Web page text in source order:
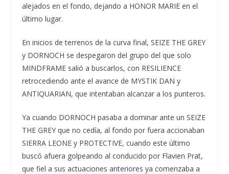
alejados en el fondo, dejando a HONOR MARIE en el
último lugar.
En inicios de terrenos de la curva final, SEIZE THE GREY
y DORNOCH se despegaron del grupo del que solo
MINDFRAME salió a buscarlos, con RESILIENCE
retrocediendo ante el avance de MYSTIK DAN y
ANTIQUARIAN, que intentaban alcanzar a los punteros.
Ya cuando DORNOCH pasaba a dominar ante un SEIZE
THE GREY que no cedía, al fondo por fuera accionaban
SIERRA LEONE y PROTECTIVE, cuando este último
buscó afuera golpeando al conducido por Flavien Prat,
que fiel a sus actuaciones anteriores ya comenzaba a